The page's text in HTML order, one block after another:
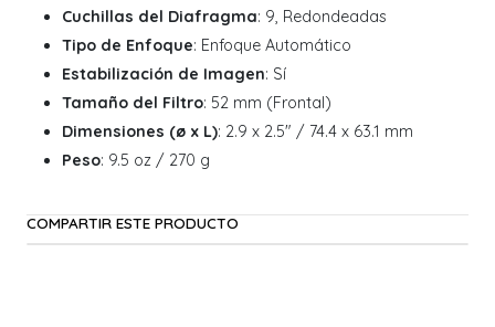
Cuchillas del Diafragma: 9, Redondeadas
Tipo de Enfoque: Enfoque Automático
Estabilización de Imagen: Sí
Tamaño del Filtro: 52 mm (Frontal)
Dimensiones (ø x L): 2.9 x 2.5" / 74.4 x 63.1 mm
Peso: 9.5 oz / 270 g
COMPARTIR ESTE PRODUCTO